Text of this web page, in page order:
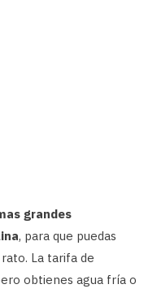
grandes
, para que puedas
La tarifa de
obtienes agua fría o